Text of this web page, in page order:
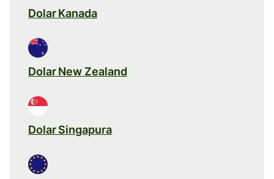
Dolar Kanada
Dolar New Zealand
Dolar Singapura